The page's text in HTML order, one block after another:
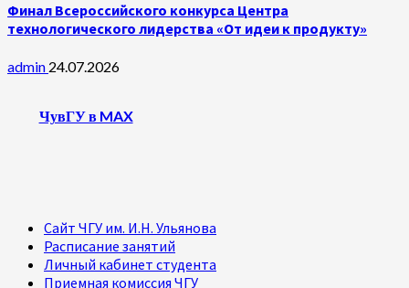
Финал Всероссийского конкурса Центра
технологического лидерства «От идеи к продукту»
admin 24.07.2026
ЧувГУ в MAX
Сайт ЧГУ им. И.Н. Ульянова
Расписание занятий
Личный кабинет студента
Приемная комиссия ЧГУ